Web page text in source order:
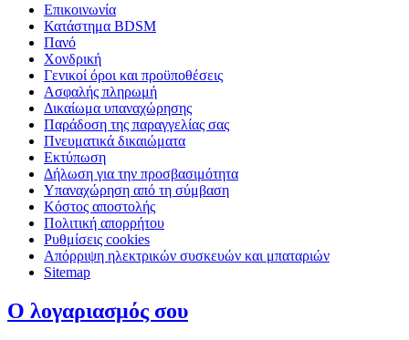
Επικοινωνία
Κατάστημα BDSM
Πανό
Χονδρική
Γενικοί όροι και προϋποθέσεις
Ασφαλής πληρωμή
Δικαίωμα υπαναχώρησης
Παράδοση της παραγγελίας σας
Πνευματικά δικαιώματα
Εκτύπωση
Δήλωση για την προσβασιμότητα
Υπαναχώρηση από τη σύμβαση
Κόστος αποστολής
Πολιτική απορρήτου
Ρυθμίσεις cookies
Απόρριψη ηλεκτρικών συσκευών και μπαταριών
Sitemap
Ο λογαριασμός σου